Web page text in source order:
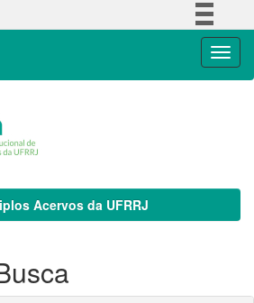
Acervos da UFRRJ